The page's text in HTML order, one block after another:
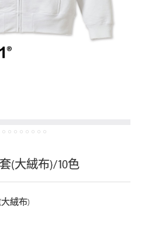
(大絨布)/10色
大絨布)